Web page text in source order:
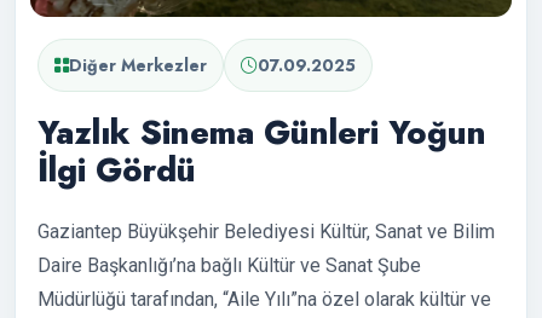
Diğer Merkezler 07.09.2025
Yazlık Sinema Günleri Yoğun
İlgi Gördü
Gaziantep Büyükşehir Belediyesi Kültür, Sanat ve Bilim
Daire Başkanlığı’na bağlı Kültür ve Sanat Şube
Müdürlüğü tarafından, “Aile Yılı”na özel olarak kültür ve